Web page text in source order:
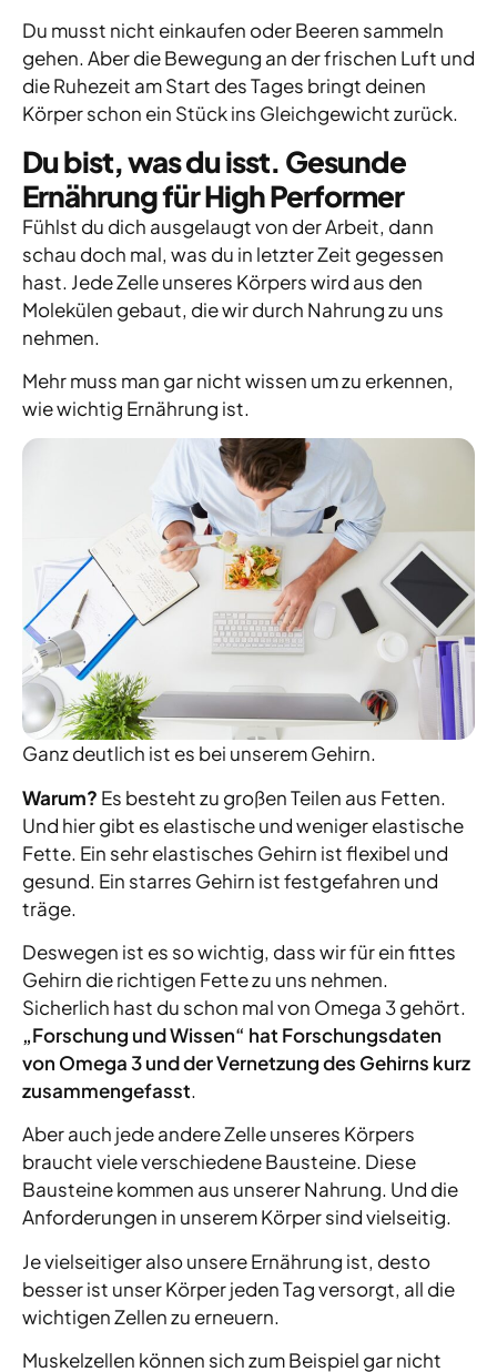
Du musst nicht einkaufen oder Beeren sammeln
gehen. Aber die Bewegung an der frischen Luft und
die Ruhezeit am Start des Tages bringt deinen
Körper schon ein Stück ins Gleichgewicht zurück.
Du bist, was du isst. Gesunde
Ernährung für High Performer
Fühlst du dich ausgelaugt von der Arbeit, dann
schau doch mal, was du in letzter Zeit gegessen
hast. Jede Zelle unseres Körpers wird aus den
Molekülen gebaut, die wir durch Nahrung zu uns
nehmen.
Mehr muss man gar nicht wissen um zu erkennen,
wie wichtig Ernährung ist.
Ganz deutlich ist es bei unserem Gehirn.
Warum? Es besteht zu großen Teilen aus Fetten.
Und hier gibt es elastische und weniger elastische
Fette. Ein sehr elastisches Gehirn ist flexibel und
gesund. Ein starres Gehirn ist festgefahren und
träge.
Deswegen ist es so wichtig, dass wir für ein fittes
Gehirn die richtigen Fette zu uns nehmen.
Sicherlich hast du schon mal von Omega 3 gehört.
„Forschung und Wissen“ hat Forschungsdaten
von Omega 3 und der Vernetzung des Gehirns kurz
zusammengefasst.
Aber auch jede andere Zelle unseres Körpers
braucht viele verschiedene Bausteine. Diese
Bausteine kommen aus unserer Nahrung. Und die
Anforderungen in unserem Körper sind vielseitig.
Je vielseitiger also unsere Ernährung ist, desto
besser ist unser Körper jeden Tag versorgt, all die
wichtigen Zellen zu erneuern.
Muskelzellen können sich zum Beispiel gar nicht